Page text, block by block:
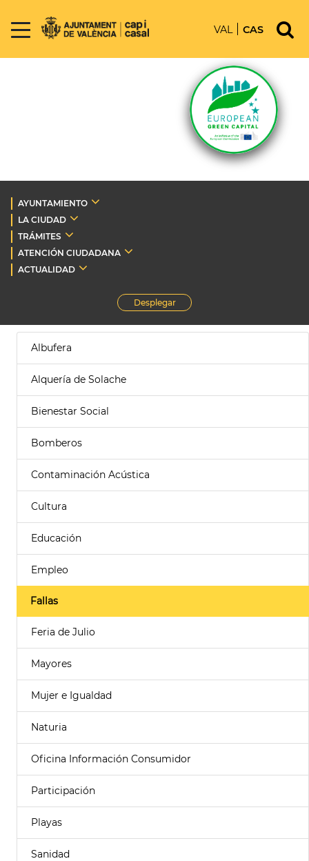
VAL CAS
AYUNTAMIENTO
LA CIUDAD
TRÁMITES
ATENCIÓN CIUDADANA
ACTUALIDAD
Desplegar
Albufera
Alquería de Solache
Bienestar Social
Bomberos
Contaminación Acústica
Cultura
Educación
Empleo
Fallas
Feria de Julio
Mayores
Mujer e Igualdad
Naturia
Oficina Información Consumidor
Participación
Playas
Sanidad